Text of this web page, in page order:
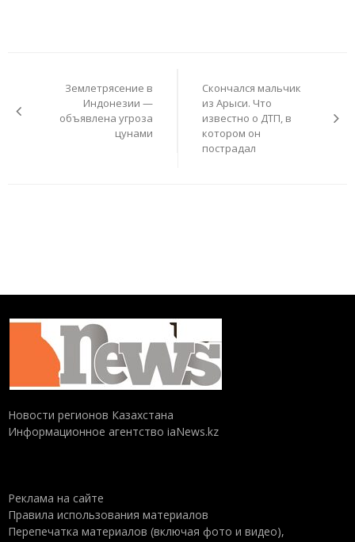
Землетрясение в
Индонезии —
объявлена угроза
цунами
Скончался мальчик
из Арыси. Что
известно о ДТП, в
котором он
пострадал
Новости регионов Казахстана
Информационное агентство iaNews.kz
Реклама на сайте
Правила использования материалов
Перепечатка материалов (включая фото и видео),